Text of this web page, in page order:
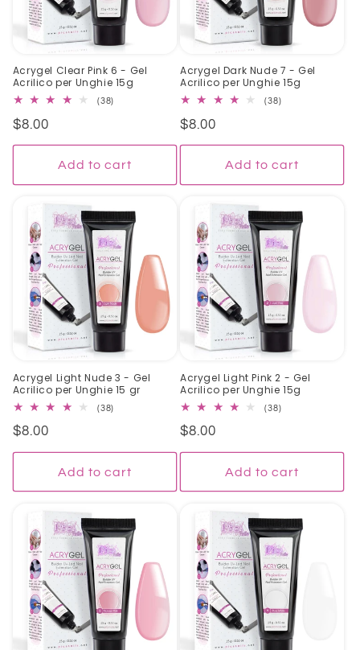
Acrygel Clear Pink 6 - Gel
Acrilico per Unghie 15g
(38)
Regular
price
$8.00
Add to cart
Acrygel Dark Nude 7 - Gel
Acrilico per Unghie 15g
(38)38
Regular
price
$8.00
Add to cart
Acrygel Light Nude 3 - Gel
Acrilico per Unghie 15 gr
(38)
Regular
price
$8.00
Add to cart
Acrygel Light Pink 2 - Gel
Acrilico per Unghie 15g
(38)38
Regular
price
$8.00
Add to cart